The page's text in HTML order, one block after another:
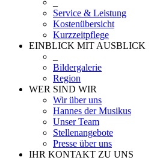
Service & Leistung
Kostenübersicht
Kurzzeitpflege
EINBLICK MIT AUSBLICK
Bildergalerie
Region
WER SIND WIR
Wir über uns
Hannes der Musikus
Unser Team
Stellenangebote
Presse über uns
IHR KONTAKT ZU UNS